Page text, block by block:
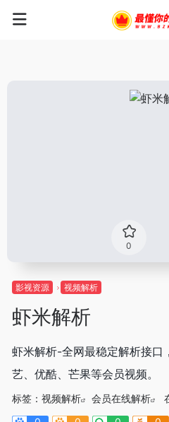
0
影视资源 视频解析
虾米解析
虾米解析-全网最稳定解析接口
艺、优酷、芒果等会员视频。
标签： 视频解析 会员在线解析